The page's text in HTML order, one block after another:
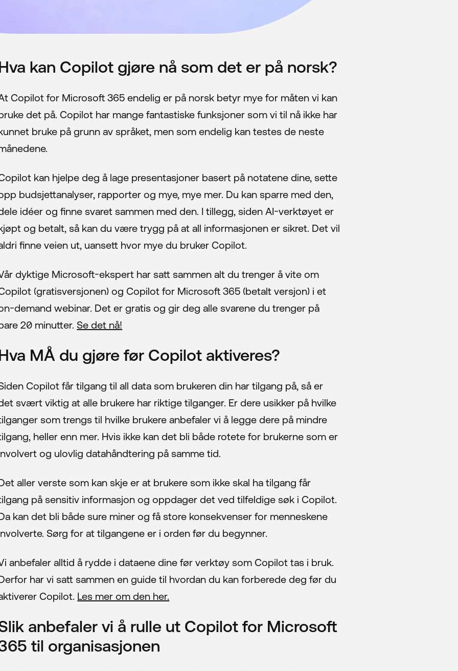
Kundesenter
Suksesshistorier
Se & Lær
Om oss
Bærekraftig IT
kan Copilot gjøre nå som det er på norsk?
Copilot for Microsoft 365 endelig er på norsk betyr mye for måten vi kan
det på. Copilot har mange fantastiske funksjoner som vi til nå ikke har
bruke på grunn av språket, men som endelig kan testes de neste
kan hjelpe deg å lage presentasjoner basert på notatene dine, sette
budsjettanalyser, rapporter og mye, mye mer. Du kan sparre med den,
idéer og finne svaret sammen med den. I tillegg, siden AI-verktøyet er
og betalt, så kan du være trygg på at all informasjonen er sikret. Det vil
finne veien ut, uansett hvor mye du bruker Copilot.
dyktige Microsoft-ekspert har satt sammen alt du trenger å vite om
(gratisversjonen) og Copilot for Microsoft 365 (betalt versjon) i et
demand webinar. Det er gratis og gir deg alle svarene du trenger på
20 minutter. Se det nå!
MÅ du gjøre før Copilot aktiveres?
Copilot får tilgang til all data som brukeren din har tilgang på, så er
svært viktig at alle brukere har riktige tilganger. Er dere usikker på hvilke
som trengs til hvilke brukere anbefaler vi å legge dere på mindre
heller enn mer. Hvis ikke kan det bli både rotete for brukerne som er
og ulovlig datahåndtering på samme tid.
aller verste som kan skje er at brukere som ikke skal ha tilgang får
på sensitiv informasjon og oppdager det ved tilfeldige søk i Copilot.
kan det bli både sure miner og få store konsekvenser for menneskene
Sørg for at tilgangene er i orden før du begynner.
anbefaler alltid å rydde i dataene dine før verktøy som Copilot tas i bruk.
har vi satt sammen en guide til hvordan du kan forberede deg før du
Copilot. Les mer om den her.
anbefaler vi å rulle ut Copilot for Microsoft
til organisasjonen